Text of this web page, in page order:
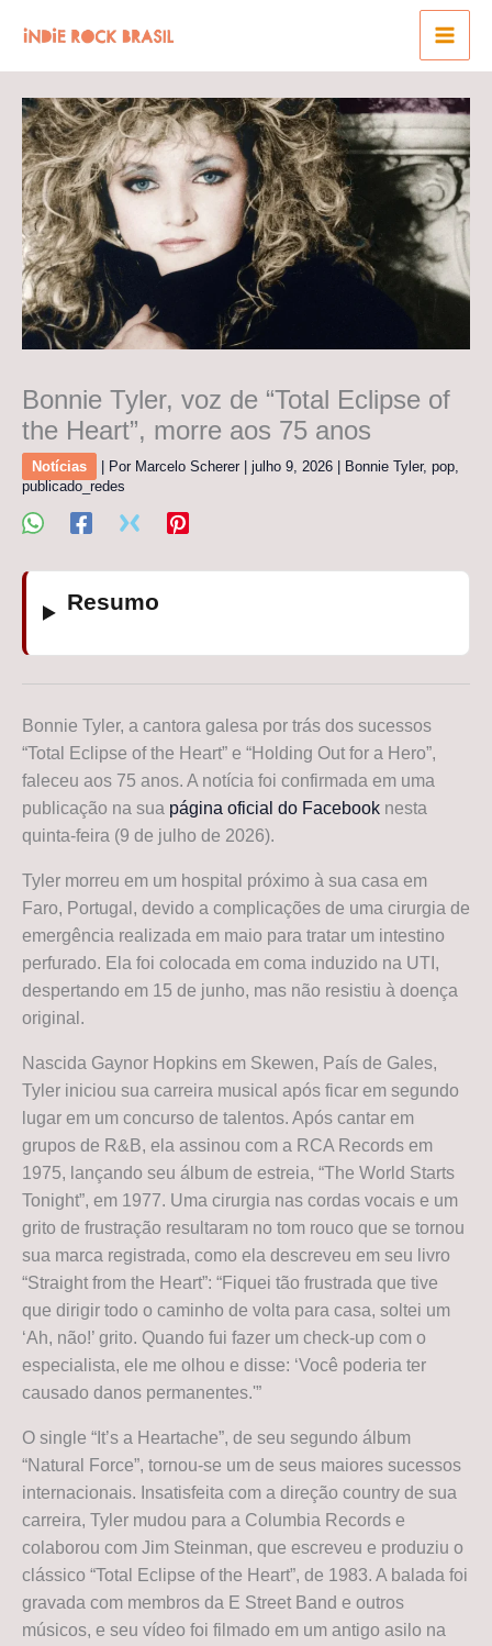
para
o
conteúdo
Bonnie Tyler, voz de “Total Eclipse of
the Heart”, morre aos 75 anos
Notícias | Por Marcelo Scherer julho 9, 2026 Bonnie Tyler, pop,
publicado_redes
Resumo
Bonnie Tyler, a cantora galesa por trás dos sucessos
“Total Eclipse of the Heart” e “Holding Out for a Hero”,
faleceu aos 75 anos. A notícia foi confirmada em uma
publicação na sua página oficial do Facebook nesta
quinta-feira (9 de julho de 2026).
Tyler morreu em um hospital próximo à sua casa em
Faro, Portugal, devido a complicações de uma cirurgia de
emergência realizada em maio para tratar um intestino
perfurado. Ela foi colocada em coma induzido na UTI,
despertando em 15 de junho, mas não resistiu à doença
original.
Nascida Gaynor Hopkins em Skewen, País de Gales,
Tyler iniciou sua carreira musical após ficar em segundo
lugar em um concurso de talentos. Após cantar em
grupos de R&B, ela assinou com a RCA Records em
1975, lançando seu álbum de estreia, “The World Starts
Tonight”, em 1977. Uma cirurgia nas cordas vocais e um
grito de frustração resultaram no tom rouco que se tornou
sua marca registrada, como ela descreveu em seu livro
“Straight from the Heart”: “Fiquei tão frustrada que tive
que dirigir todo o caminho de volta para casa, soltei um
‘Ah, não!’ grito. Quando fui fazer um check-up com o
especialista, ele me olhou e disse: ‘Você poderia ter
causado danos permanentes.'”
O single “It’s a Heartache”, de seu segundo álbum
“Natural Force”, tornou-se um de seus maiores sucessos
internacionais. Insatisfeita com a direção country de sua
carreira, Tyler mudou para a Columbia Records e
colaborou com Jim Steinman, que escreveu e produziu o
clássico “Total Eclipse of the Heart”, de 1983. A balada foi
gravada com membros da E Street Band e outros
músicos, e seu vídeo foi filmado em um antigo asilo na